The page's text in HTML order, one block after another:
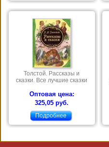
Толстой. Рассказы и
сказки. Все лучшие сказки
Оптовая цена:
325,05 руб.
Подробнее